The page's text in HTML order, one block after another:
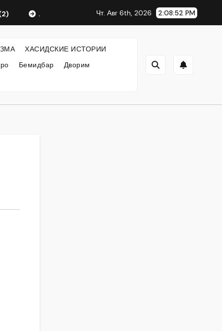
Любавический Ребе ФИЛОСОФИЯ ХАСИДИЗМА
Чт. Авг 6th, 2026 2:08:53 PM
ХАСИДСКИЕ ИСТОРИИ
Бемидбар
Дворим